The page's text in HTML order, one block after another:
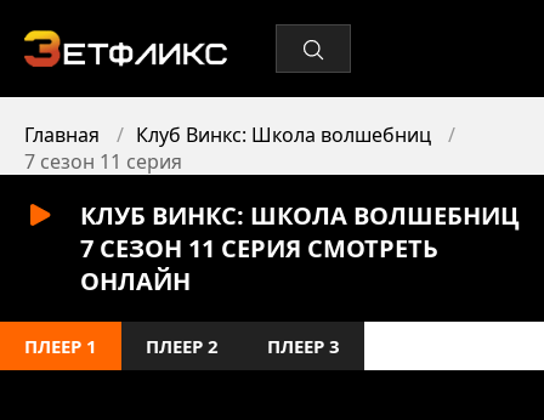
Главная
Клуб Винкс: Школа волшебниц
7 сезон 11 серия
КЛУБ ВИНКС: ШКОЛА ВОЛШЕБНИЦ
7 СЕЗОН 11 СЕРИЯ СМОТРЕТЬ
ОНЛАЙН
ПЛЕЕР 1 ПЛЕЕР 2 ПЛЕЕР 3